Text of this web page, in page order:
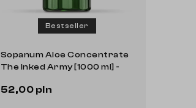
Bestseller
Sopanum Aloe Concentrate
The Inked Army [1000 ml] -
52,00 plnDo koszyka